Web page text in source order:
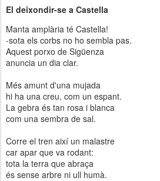
El deixondir-se a Castella
Manta amplària té Castella!
-sota els corbs no ho sembla pas.
Aquest porxo de Sigüenza
anuncia un dia clar.
Més amunt d'una mujada
hi ha una creu, com un espant.
La gebra és tan rosa i blanca
com una sembra de sal.
Corre el tren així un malastre
car apar que va rodant:
tota la terra que abraça
és sense arbre ni ull humà.